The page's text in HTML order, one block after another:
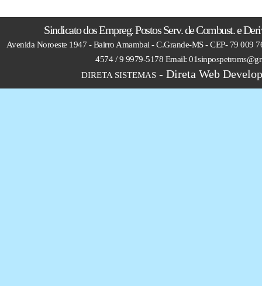
Sindicato dos Empreg. Postos Serv. de Combust. e
Avenida Noroeste 1947 - Bairro Amambai - C.Grande-MS - CEP- 79 009
4574 / 9 9979-5178 Email:
DIRETA SISTEMAS- Direta Web